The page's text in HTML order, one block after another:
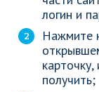
логин и
Нажмите
получить;